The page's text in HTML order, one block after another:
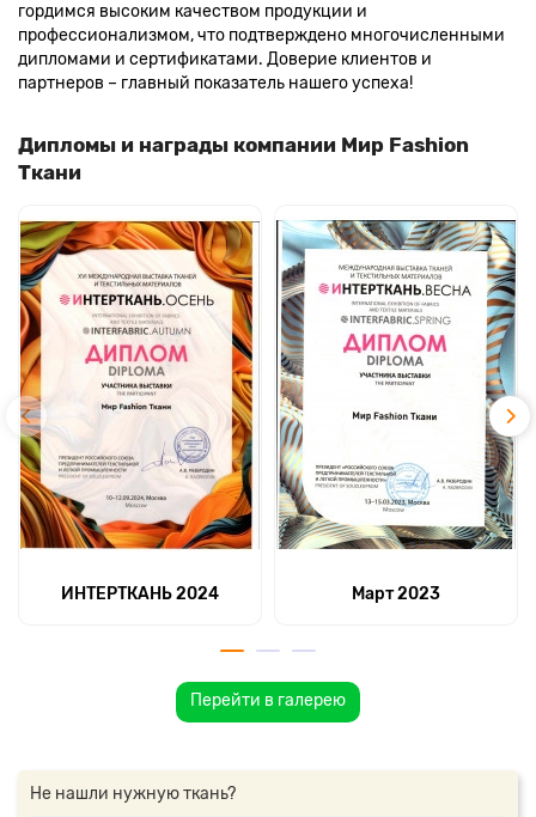
гордимся высоким качеством продукции и
профессионализмом, что подтверждено многочисленными
дипломами и сертификатами. Доверие клиентов и
партнеров – главный показатель нашего успеха!
Дипломы и награды компании Мир Fashion
Ткани
ИНТЕРТКАНЬ 2024 Март 2023
Перейти в галерею
Не нашли нужную ткань?